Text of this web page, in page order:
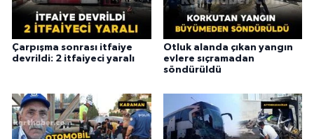
Çarpışma sonrası itfaiye
devrildi: 2 itfaiyeci yaralı
Otluk alanda çıkan yangın
evlere sıçramadan
söndürüldü